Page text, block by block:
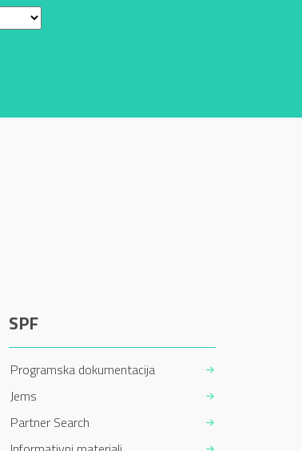
SPF
Programska dokumentacija
Jems
Partner Search